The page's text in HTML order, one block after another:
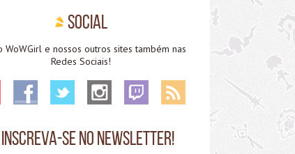
Social
WoWGirl e nossos outros sites também nas
Redes Sociais!
Inscreva-se no Newsletter!